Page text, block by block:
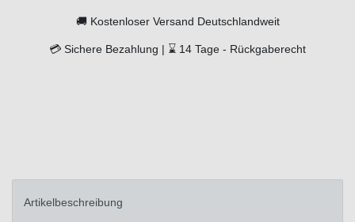
🚚 Kostenloser Versand Deutschlandweit
💳 Sichere Bezahlung | ⌛ 14 Tage - Rückgaberecht
Artikelbeschreibung